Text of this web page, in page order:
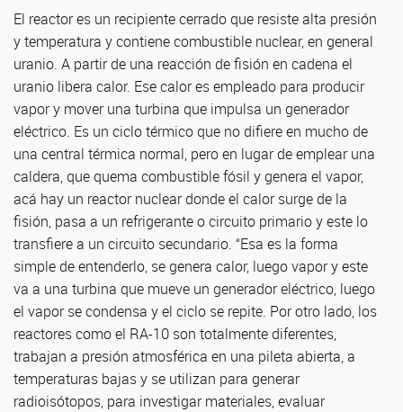
El reactor es un recipiente cerrado que resiste alta presión
y temperatura y contiene combustible nuclear, en general
uranio. A partir de una reacción de fisión en cadena el
uranio libera calor. Ese calor es empleado para producir
vapor y mover una turbina que impulsa un generador
eléctrico. Es un ciclo térmico que no difiere en mucho de
una central térmica normal, pero en lugar de emplear una
caldera, que quema combustible fósil y genera el vapor,
acá hay un reactor nuclear donde el calor surge de la
fisión, pasa a un refrigerante o circuito primario y este lo
transfiere a un circuito secundario. “Esa es la forma
simple de entenderlo, se genera calor, luego vapor y este
va a una turbina que mueve un generador eléctrico, luego
el vapor se condensa y el ciclo se repite. Por otro lado, los
reactores como el RA-10 son totalmente diferentes,
trabajan a presión atmosférica en una pileta abierta, a
temperaturas bajas y se utilizan para generar
radioisótopos, para investigar materiales, evaluar